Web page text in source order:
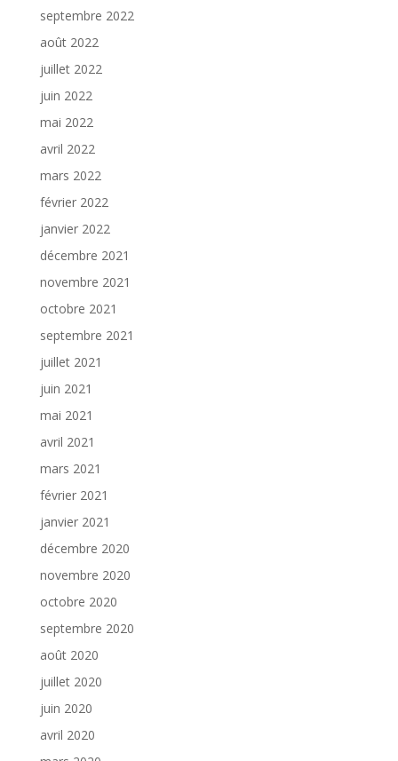
septembre 2022
août 2022
juillet 2022
juin 2022
mai 2022
avril 2022
mars 2022
février 2022
janvier 2022
décembre 2021
novembre 2021
octobre 2021
septembre 2021
juillet 2021
juin 2021
mai 2021
avril 2021
mars 2021
février 2021
janvier 2021
décembre 2020
novembre 2020
octobre 2020
septembre 2020
août 2020
juillet 2020
juin 2020
avril 2020